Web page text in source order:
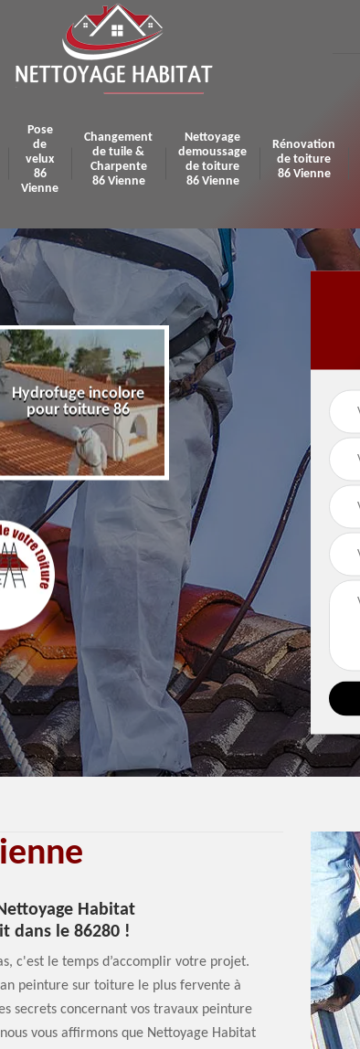
Pose
de
velux
86
Vienne
Changement
de tuile &
Charpente
86 Vienne
Nettoyage
demoussage
de toiture
86 Vienne
Rénovation
de toiture
86 Vienne
Hydrofuge incolore
pour toiture 86
Pose et réparation de
faîtage et faîtière 86
Habitat
dans le 86280 !
c'est le temps d’accomplir votre projet.
peinture sur toiture le plus fervente à
secrets concernant vos travaux peinture
vous affirmons que Nettoyage Habitat